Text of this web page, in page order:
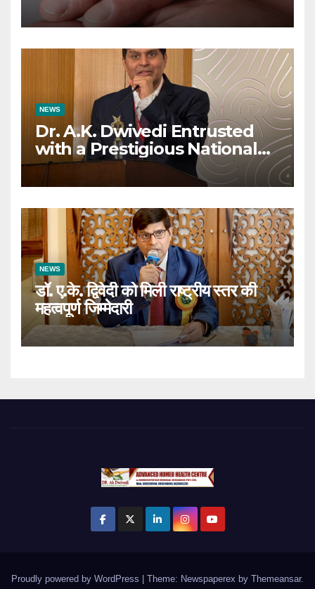
NEWS
Dr. A.K. Dwivedi Entrusted
with a Prestigious National
Responsibility
NEWS
डॉ. ए.के. द्विवेदी को मिली राष्ट्रीय स्तर की
महत्वपूर्ण जिम्मेदारी
Proudly powered by WordPress | Theme: Newspaperex by Themeansar.